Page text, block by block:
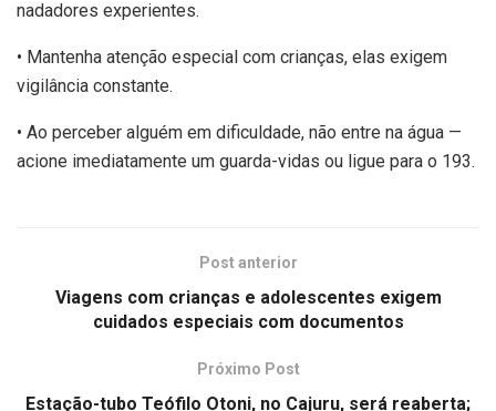
nadadores experientes.
• Mantenha atenção especial com crianças, elas exigem
vigilância constante.
• Ao perceber alguém em dificuldade, não entre na água —
acione imediatamente um guarda-vidas ou ligue para o 193.
Post anterior
Viagens com crianças e adolescentes exigem
cuidados especiais com documentos
Próximo Post
Estação-tubo Teófilo Otoni, no Cajuru, será reaberta;